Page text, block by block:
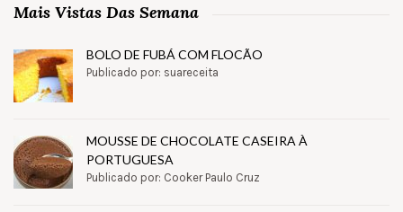
Mais Vistas Das Semana
BOLO DE FUBÁ COM FLOCÃO
Publicado por: suareceita
MOUSSE DE CHOCOLATE CASEIRA À
PORTUGUESA
Publicado por: Cooker Paulo Cruz